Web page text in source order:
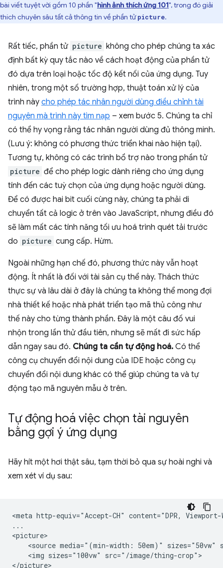
bài viết tuyệt vời gồm 10 phần "hình ảnh thích ứng 101", trong đó giải
thích chuyên sâu tất cả thông tin về phần tửpicture.
Rất tiếc, phần tử picture không cho phép chúng ta xác
định bất kỳ quy tắc nào về cách hoạt động của phần tử
đó dựa trên loại hoặc tốc độ kết nối của ứng dụng. Tuy
nhiên, trong một số trường hợp, thuật toán xử lý của
trình này cho phép tác nhân người dùng điều chỉnh tài
nguyên mà trình này tìm nạp – xem bước 5. Chúng ta chỉ
có thể hy vọng rằng tác nhân người dùng đủ thông minh.
(Lưu ý: không có phương thức triển khai nào hiện tại).
Tương tự, không có các trình bổ trợ nào trong phần tử
picture để cho phép logic dành riêng cho ứng dụng
tính đến các tuỳ chọn của ứng dụng hoặc người dùng.
Để có được hai bit cuối cùng này, chúng ta phải di
chuyển tất cả logic ở trên vào JavaScript, nhưng điều đó
sẽ làm mất các tính năng tối ưu hoá trình quét tải trước
do picture cung cấp. Hừm.
Ngoài những hạn chế đó, phương thức này vẫn hoạt
động. Ít nhất là đối với tài sản cụ thể này. Thách thức
thực sự và lâu dài ở đây là chúng ta không thể mong đợi
nhà thiết kế hoặc nhà phát triển tạo mã thủ công như
thế này cho từng thành phần. Đây là một câu đố vui
nhộn trong lần thử đầu tiên, nhưng sẽ mất đi sức hấp
dẫn ngay sau đó. Chúng ta cần tự động hoá. Có thể
công cụ chuyển đổi nội dung của IDE hoặc công cụ
chuyển đổi nội dung khác có thể giúp chúng ta và tự
động tạo mã nguyên mẫu ở trên.
Tự động hoá việc chọn tài nguyên
bằng gợi ý ứng dụng
Hãy hít một hơi thật sâu, tạm thời bỏ qua sự hoài nghi và
xem xét ví dụ sau:
<meta http-equiv="Accept-CH" content="DPR,
...
<picture>
<source media="(min-width: 50em)" sizes="50vw"
    <img sizes="100vw" src="/image/thing-crop">